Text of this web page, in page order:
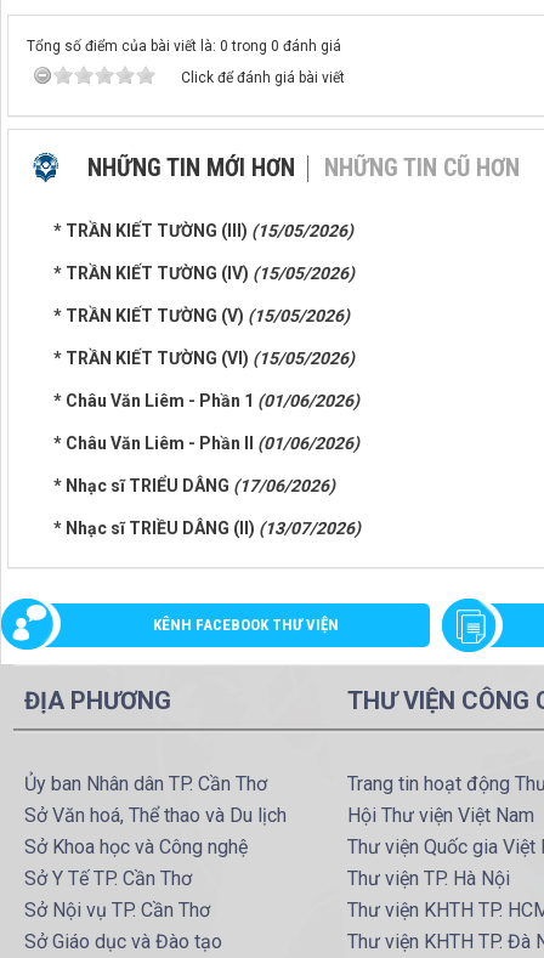
Tổng số điểm của bài viết là: 0 trong 0 đánh giá
Click để đánh giá bài viết
NHỮNG TIN MỚI HƠN NHỮNG TIN CŨ HƠN
* TRẦN KIẾT TƯỜNG (III) (15/05/2026)
* TRẦN KIẾT TƯỜNG (IV) (15/05/2026)
* TRẦN KIẾT TƯỜNG (V) (15/05/2026)
* TRẦN KIẾT TƯỜNG (VI) (15/05/2026)
* Châu Văn Liêm - Phần 1 (01/06/2026)
* Châu Văn Liêm - Phần II (01/06/2026)
* Nhạc sĩ TRIỂU DÂNG (17/06/2026)
* Nhạc sĩ TRIỀU DÂNG (II) (13/07/2026)
KÊNH FACEBOOK THƯ VIỆN
ĐỊA PHƯƠNG
Ủy ban Nhân dân TP. Cần Thơ
Sở Văn hoá, Thể thao và Du lịch
Sở Khoa học và Công nghệ
Sở Y Tế TP. Cần Thơ
Sở Nội vụ TP. Cần Thơ
Sở Giáo dục và Đào tạo
THƯ VIỆN CÔNG
Trang tin hoạt động
Hội Thư viện Việt Nam
Thư viện Quốc gia Việt
Thư viện TP. Hà Nội
Thư viện KHTH TP.
Thư viện KHTH TP. Đà